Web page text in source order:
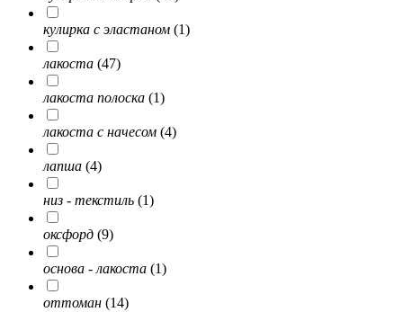
кулирка с эластаном (1)
лакоста (47)
лакоста полоска (1)
лакоста с начесом (4)
лапша (4)
низ - текстиль (1)
оксфорд (9)
основа - лакоста (1)
оттоман (14)